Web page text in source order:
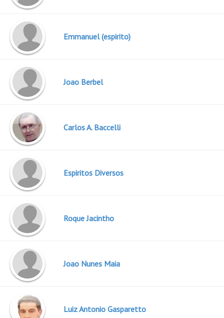
Emmanuel (espirito)
Joao Berbel
Carlos A. Baccelli
Espiritos Diversos
Roque Jacintho
Joao Nunes Maia
Luiz Antonio Gasparetto